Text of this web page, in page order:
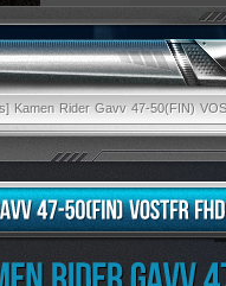
Kamen Rider Gavv 47-50(FIN)